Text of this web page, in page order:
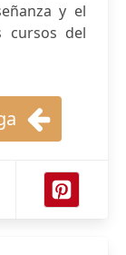
y el
cursos del